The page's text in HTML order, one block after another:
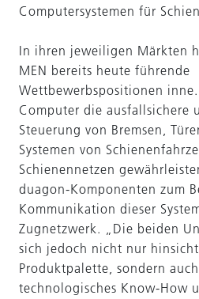
Computersystemen für
In ihren jeweiligen Märkten
MEN bereits heute führende
Wettbewerbspositionen inne.
Computer die ausfallsichere
Steuerung von Bremsen,
Systemen von
Schienennetzen
duagon-Komponenten zum
Kommunikation dieser
Zugnetzwerk. „Die beiden
sich jedoch nicht nur
Produktpalette, sondern
technologisches Know-How